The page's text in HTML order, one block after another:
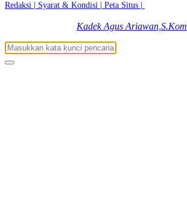
Redaksi | Syarat & Kondisi | Peta Situs |
Kadek Agus Ariawan,S.Kom